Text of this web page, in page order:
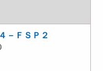
－ＦＳＰ２